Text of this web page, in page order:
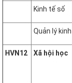
Kinh tế số
Quản lý
HVN12 Xã hội học